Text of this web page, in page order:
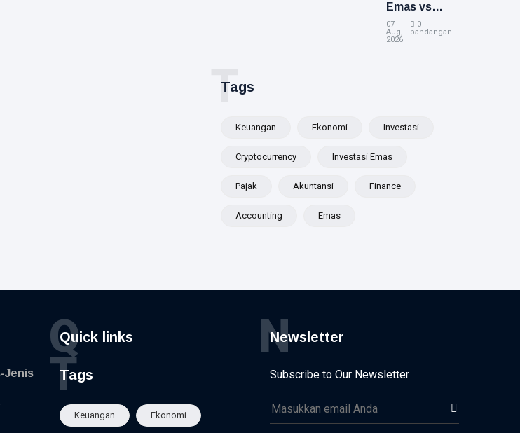
Emas vs
Investasi
Lain -
07
Aug,
2026
0
pandangan
Tags
T
Keuangan Ekonomi Investasi
Cryptocurrency Investasi Emas
Pajak Akuntansi Finance
Accounting Emas
Jenis
Quick links
Q
Tags
T
Keuangan Ekonomi
Newsletter
N
Subscribe to Our Newsletter